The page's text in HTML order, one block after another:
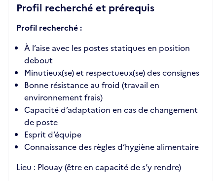
Profil recherché et prérequis
Profil recherché :
À l’aise avec les postes statiques en position
debout
Minutieux(se) et respectueux(se) des consignes
Bonne résistance au froid (travail en
environnement frais)
Capacité d’adaptation en cas de changement
de poste
Esprit d’équipe
Connaissance des règles d’hygiène alimentaire
Lieu : Plouay (être en capacité de s’y rendre)